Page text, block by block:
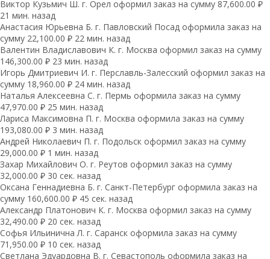
Виктор Кузьмич Ш. г. Орел оформил заказ на сумму 87,600.00 ₽
21 мин. назад
Анастасия Юрьевна Б. г. Павловский Посад оформила заказ на
сумму 22,100.00 ₽ 22 мин. назад
Валентин Владиславович К. г. Москва оформил заказ на сумму
146,300.00 ₽ 23 мин. назад
Игорь Дмитриевич И. г. Перславль-Залесский оформил заказ на
сумму 18,960.00 ₽ 24 мин. назад
Наталья Алексеевна С. г. Пермь оформила заказ на сумму
47,970.00 ₽ 25 мин. назад
Лариса Максимовна П. г. Москва оформила заказ на сумму
193,080.00 ₽ 3 мин. назад
Андрей Николаевич П. г. Подольск оформил заказ на сумму
29,000.00 ₽ 1 мин. назад
Захар Михайлович О. г. Реутов оформил заказ на сумму
32,000.00 ₽ 30 сек. назад
Оксана Геннадиевна Б. г. Санкт-Петербург оформила заказ на
сумму 160,600.00 ₽ 45 сек. назад
Александр Платонович К. г. Москва оформил заказ на сумму
32,490.00 ₽ 20 сек. назад
Софья Ильинична Л. г. Саранск оформила заказ на сумму
71,950.00 ₽ 10 сек. назад
Светлана Эдуардовна В. г. Севастополь оформила заказ на